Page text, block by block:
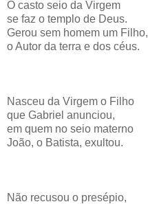
O casto seio da Virgem
se faz o templo de Deus.
Gerou sem homem um Filho,
o Autor da terra e dos céus.
Nasceu da Virgem o Filho
que Gabriel anunciou,
em quem no seio materno
João, o Batista, exultou.
Não recusou o presépio,